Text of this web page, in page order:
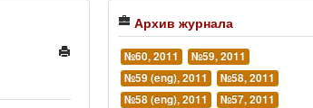
Архив журнала
№60, 2011
№59, 2011
№59 (eng), 2011
№58, 2011
№58 (eng), 2011
№57, 2011